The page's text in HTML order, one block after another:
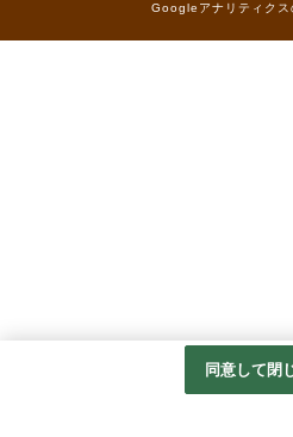
Googleアナリティクス
同意して閉